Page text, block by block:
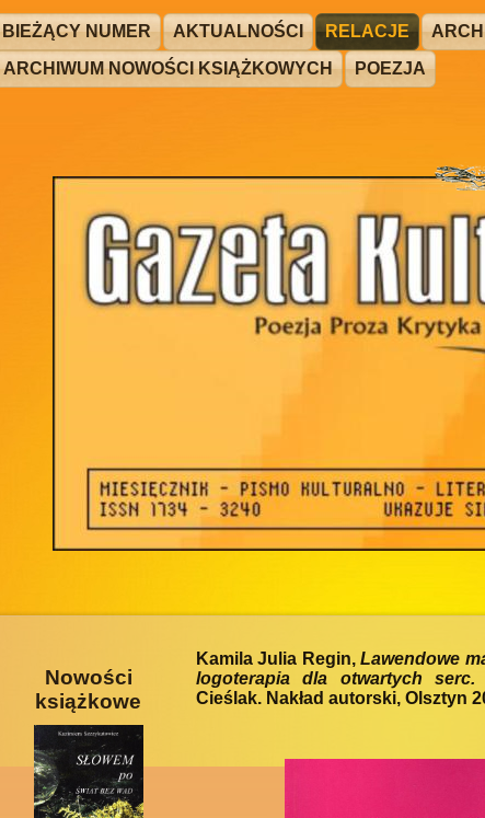
BIEŻĄCY NUMER AKTUALNOŚCI RELACJE
ARCHIWUM NOWOŚCI KSIĄŻKOWYCH
POEZJA
Nowości
książkowe
Kamila Julia Regin,Lawendowe
logoterapia dla otwartych serc.
Cieślak. Nakład autorski, Olsztyn